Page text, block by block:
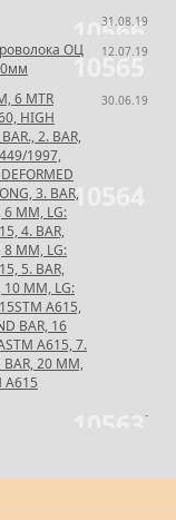
10566
31.08.19
10565
12.07.19
ОЦ
10564
30.06.19
6 MTR
HIGH
2. BAR,
1997,
3. BAR,
6 MM, LG:
4. BAR,
8 MM, LG:
5. BAR,
10 MM, LG:
A615,
BAR, 16
A615, 7.
BAR, 20 MM,
A615
-